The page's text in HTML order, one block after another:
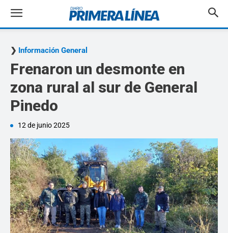
Información General
Frenaron un desmonte en
zona rural al sur de General
Pinedo
12 de junio 2025